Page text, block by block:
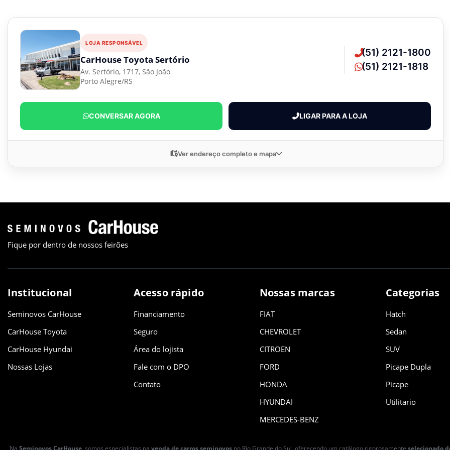
LOJA RESPONSÁVEL
CarHouse Toyota Sertório
Av. Sertório, 1717, São João
Porto Alegre/RS
(51) 2121-1800
(51) 2121-1818
CONVERSAR AGORA LIGAR PARA A LOJA
Ver endereço completo e mapa
Fique por dentro de nossos feirões
Institucional
Seminovos CarHouse
CarHouse Toyota
CarHouse Hyundai
Nossas Lojas
Acesso rápido
Financiamento
Seguro
Área do lojista
Fale com o DPO
Contato
Nossas marcas
FIAT
CHEVROLET
CITROEN
FORD
HONDA
HYUNDAI
MERCEDES-BENZ
Categorias
Hatch
Sedan
SUV
Picape Dupla
Picape
Utilitario
Na Seminovos CarHouse, somos especialistas na venda de carros seminovosno Rio Grande do Sul, oferecendo um catálogo rigorosamente selecionado